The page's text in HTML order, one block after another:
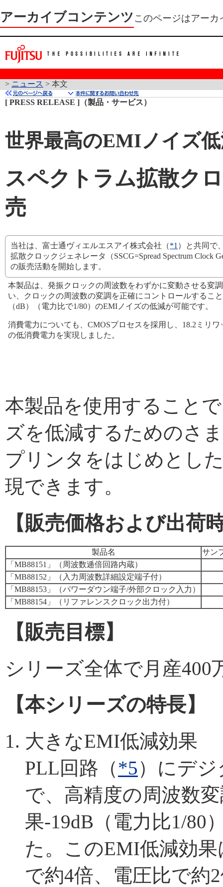
アーカイブコンテンツこのページはアー
> ニュース > 本文
[ PRESS RELEASE ]（製品・サービス）
世界最高のEMIノイズ
スペクトラム拡散ク
売
当社は、富士通ヴィエルエスアイ株式会社（*1 ）と共同で
拡散クロックジェネレータ（SSCG=Spread Spectrum Clock
の販売活動を開始します。
本製品は、発振クロックの周波数をわずかに変動させる変
い、クロックの周波数の変調を正確にコントロールするこ
（dB）（電力比で1/80）のEMIノイズの低減が可能です。
消費電力についても、CMOSプロセスを採用し、18.2ミリワ
の低消費電力を実現しました。
本製品を使用すること
ズを低減するためのさ
プリンタをはじめとし
現できます。
【販売価格および出荷
製品名
サン
「MB88151」（周波数逓倍回路内蔵）
「MB88152」（入力周波数詳細設定端子付）
「MB88153」（パワーダウン端子/外部クロック入力）
「MB88154」（リファレンスクロック出力付）
【販売目標】
シリーズ全体で月産400
【本シリーズの特長】
大きなEMI低減効果
PLL回路（*5）にデ
で、高精度の周波数
果-19dB（電力比1/80
た。このEMI低減効
で約4倍、電圧比で約